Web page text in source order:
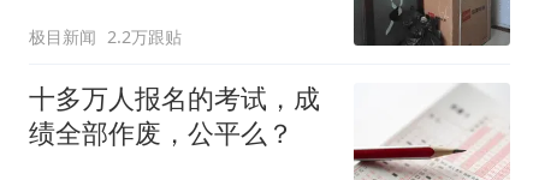
极目新闻 2.2万跟贴
十多万人报名的考试，成
绩全部作废，公平么？